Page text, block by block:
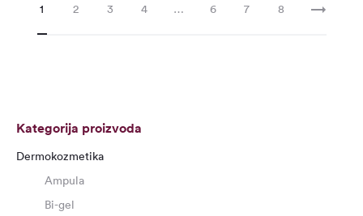
1 2 3 4 … 6 7 8
Kategorija proizvoda
Dermokozmetika
Ampula
Bi-gel